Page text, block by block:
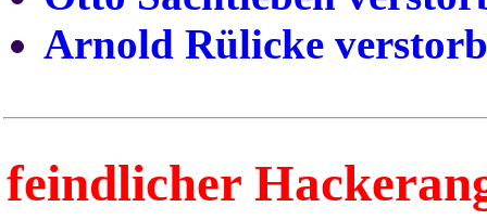
Arnold Rülicke
feindlicher